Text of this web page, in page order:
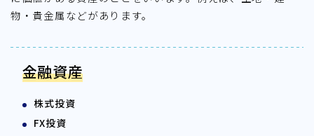
物・貴金属などがあります。
金融資産
株式投資
FX投資